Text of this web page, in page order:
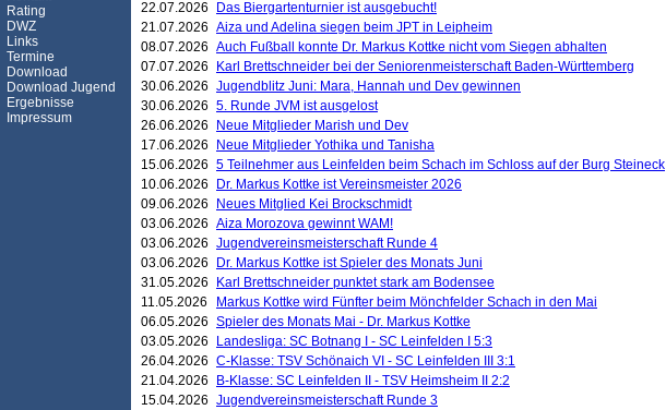
Rating
DWZ
Links
Termine
Download
Download Jugend
Ergebnisse
Impressum
22.07.2026
Das Biergartenturnier ist ausgebucht!
21.07.2026 Aiza und Adelina siegen beim JPT in Leipheim
08.07.2026 Auch Fußball konnte Dr. Markus Kottke nicht vom Siegen abhalten
07.07.2026
Karl Brettschneider bei der Seniorenmeisterschaft Baden-Württemberg
30.06.2026 Jugendblitz Juni: Mara, Hannah und Dev gewinnen
30.06.2026 5. Runde JVM ist ausgelost
26.06.2026
Neue Mitglieder Marish und Dev
17.06.2026
Neue Mitglieder Yothika und Tanisha
15.06.2026 5 Teilnehmer aus Leinfelden beim Schach im Schloss auf der Burg Steineck
10.06.2026
Dr. Markus Kottke ist Vereinsmeister 2026
09.06.2026
Neues Mitglied Kei Brockschmidt
03.06.2026 Aiza Morozova gewinnt WAM!
03.06.2026 Jugendvereinsmeisterschaft Runde 4
03.06.2026
Dr. Markus Kottke ist Spieler des Monats Juni
31.05.2026
Karl Brettschneider punktet stark am Bodensee
11.05.2026
Markus Kottke wird Fünfter beim Mönchfelder Schach in den Mai
06.05.2026 Spieler des Monats Mai - Dr. Markus Kottke
03.05.2026
Landesliga: SC Botnang I - SC Leinfelden I 5:3
26.04.2026 C-Klasse: TSV Schönaich VI - SC Leinfelden III 3:1
21.04.2026
B-Klasse: SC Leinfelden II - TSV Heimsheim II 2:2
15.04.2026 Jugendvereinsmeisterschaft Runde 3